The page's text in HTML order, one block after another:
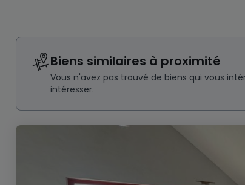
Biens similaires à proximité
Vous n'avez pas trouvé de biens qui vous
intéresser.